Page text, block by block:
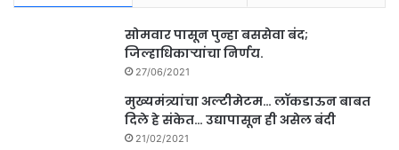
सोमवार पासून पुन्हा बससेवा बंद;
जिल्हाधिकाऱ्यांचा निर्णय.
27/06/2021
मुख्यमंत्र्यांचा अल्टीमेटम… लॉकडाऊन बाबत
दिले हे संकेत… उद्यापासून ही असेल बंदी
21/02/2021